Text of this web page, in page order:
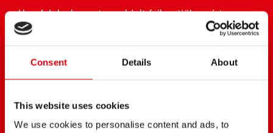
Consent Details About
This website uses cookies
We use cookies to personalise content and ads, to
Upsz! Jelenleg ezt az oldalt fejlesztjük, ezért
előfordulhat, hogy nem találja meg, amit keres.